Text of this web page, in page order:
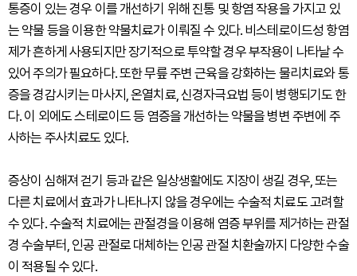
통증이 있는 경우 이를 개선하기 위해 진통 및 항염 작용을 가지고 있
는 약물 등을 이용한 약물치료가 이뤄질 수 있다. 비스테로이드성 항염
제가 흔하게 사용되지만 장기적으로 투약할 경우 부작용이 나타날 수
있어 주의가 필요하다. 또한 무릎 주변 근육을 강화하는 물리치료와 통
증을 경감시키는 마사지, 온열치료, 신경자극요법 등이 병행되기도 한
다. 이 외에도 스테로이드 등 염증을 개선하는 약물을 병변 주변에 주
사하는 주사치료도 있다.
증상이 심해져 걷기 등과 같은 일상생활에도 지장이 생길 경우, 또는
다른 치료에서 효과가 나타나지 않을 경우에는 수술적 치료도 고려할
수 있다. 수술적 치료에는 관절경을 이용해 염증 부위를 제거하는 관절
경 수술부터, 인공 관절로 대체하는 인공 관절 치환술까지 다양한 수술
이 적용될 수 있다.